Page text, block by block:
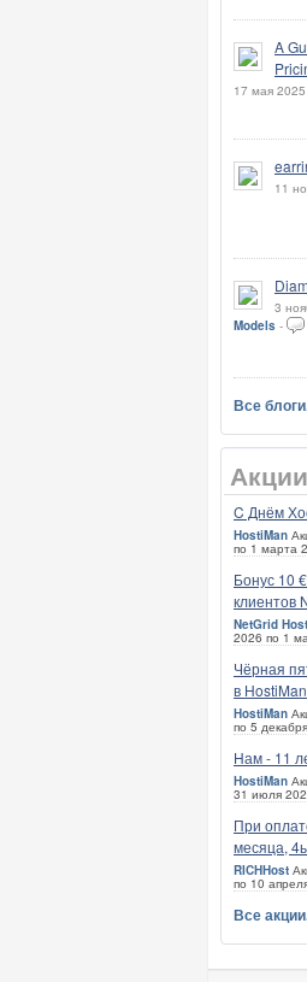
A
17 мая
11
3
Models -
Все
Акции
C Днём
HostiMan
по 1 марта
Бонус 10
клиентов
NetGrid Host
2026 по 1
Чёрная
в HostiMan
HostiMan
по 5
Нам - 11
HostiMan
31 июля
При
месяца,
RICHHost
по 10
Все